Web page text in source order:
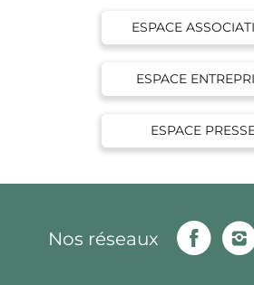
ESPACE
ESPACE
ESPACE
Nos réseaux